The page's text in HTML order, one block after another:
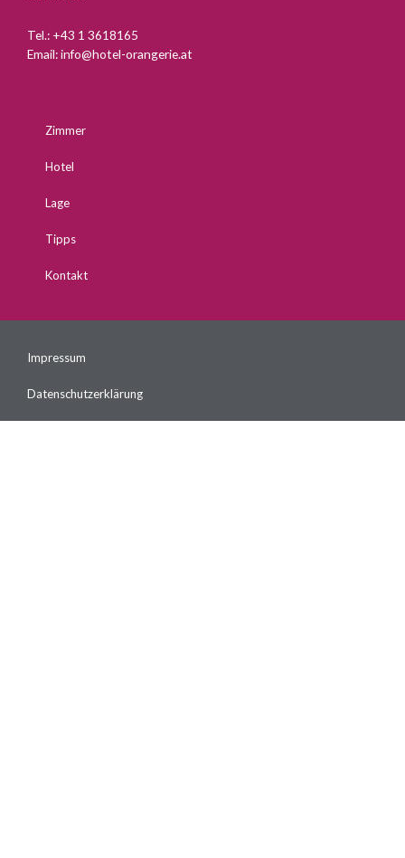
Tel.: +43 1 3618165
Email:info@hotel-orangerie.at
Zimmer
Hotel
Lage
Tipps
Kontakt
Impressum
Datenschutzerklärung